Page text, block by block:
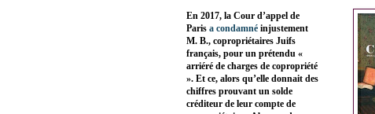
En 2017, la Cour d’appel de
Paris a condamné injustement
M. B., copropriétaires Juifs
français, pour un prétendu «
arriéré de charges de copropriété
». Et ce, alors qu’elle donnait des
chiffres prouvant un solde
créditeur de leur compte de